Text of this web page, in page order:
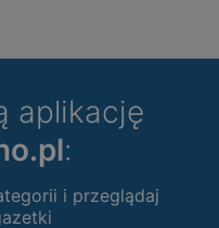
aplikację
:
i przeglądaj